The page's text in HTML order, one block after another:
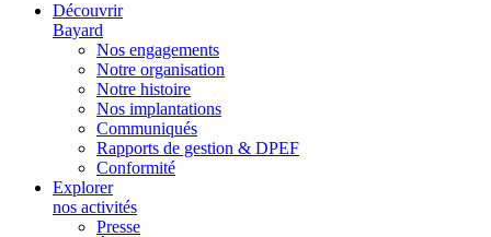
Découvrir
Bayard
Nos engagements
Notre organisation
Notre histoire
Nos implantations
Communiqués
Rapports de gestion & DPEF
Conformité
Explorer
nos activités
Presse